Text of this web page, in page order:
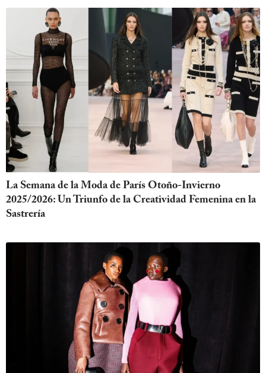
La Semana de la Moda de París Otoño-Invierno
2025/2026: Un Triunfo de la Creatividad Femenina en la
Sastrería